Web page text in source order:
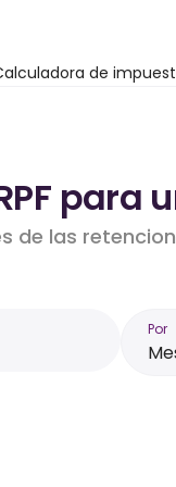
de
para
de las
Por